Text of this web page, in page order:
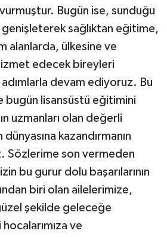
Bugün ise, sunduğu
sağlıktan eğitime,
alanlarda, ülkesine ve
hizmet edecek bireyleri
devam ediyoruz. Bu
bugün lisansüstü eğitimini
uzmanları olan değerli
dünyasına kazandırmanın
Sözlerime son vermeden
bu gurur dolu başarılarının
biri olan ailelerimize,
şekilde geleceğe
ve